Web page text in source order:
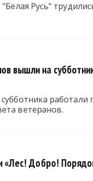
Русь"
вышли на
работали
ветеранов.
«Лес! Добро!